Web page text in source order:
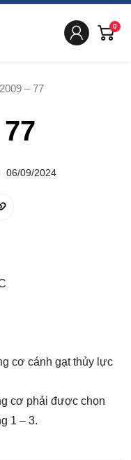
0
– 77
06/09/2024
cơ cánh gạt thủy lực
cơ phải được chọn
1 – 3.